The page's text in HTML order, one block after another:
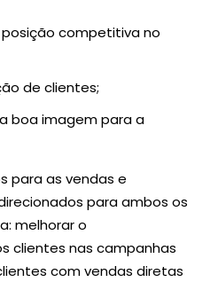
competitiva no
de clientes;
boa imagem para a
para as vendas e
para ambos os
melhorar o
clientes nas campanhas
com vendas diretas